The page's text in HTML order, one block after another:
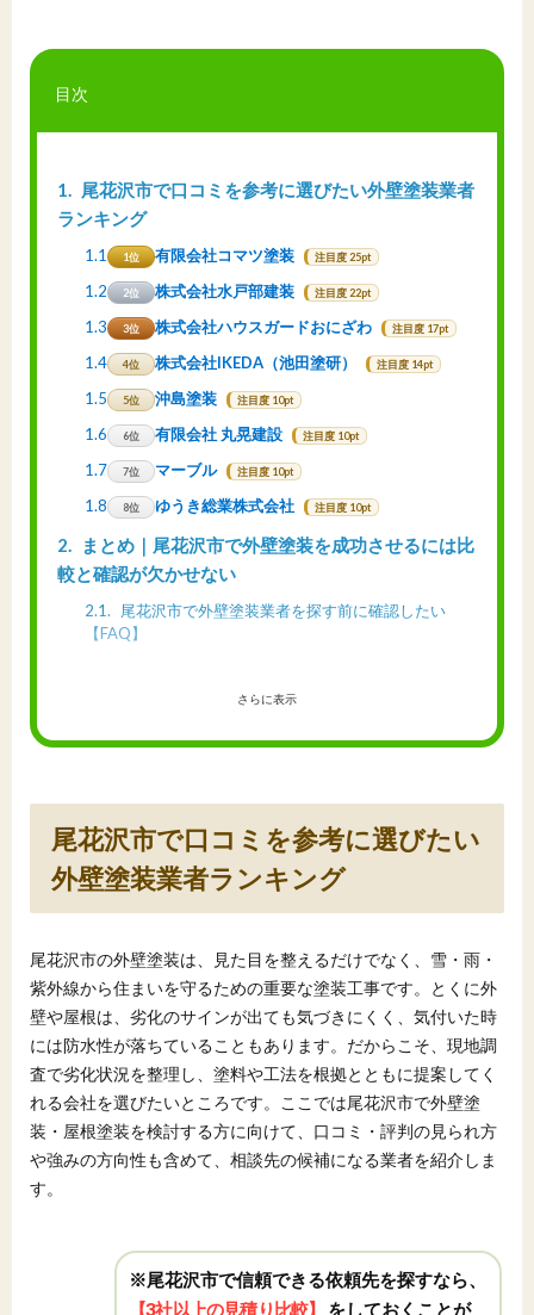
目次
1
尾花沢市で口コミを参考に選びたい外壁塗装業者
ランキング
1.1 1位 有限会社コマツ塗装 注目度 25pt
1.2 2位 株式会社水戸部建装 注目度 22pt
1.3 3位 株式会社ハウスガードおにざわ 注目度 17pt
1.4 4位 株式会社IKEDA（池田塗研） 注目度 14pt
1.5 5位 沖島塗装 注目度 10pt
1.6 6位 有限会社 丸晃建設 注目度 10pt
1.7 7位 マーブル 注目度 10pt
1.8 8位 ゆうき総業株式会社 注目度 10pt
2
まとめ｜尾花沢市で外壁塗装を成功させるには比
較と確認が欠かせない
2.1
尾花沢市で外壁塗装業者を探す前に確認したい
【FAQ】
さらに表示
尾花沢市で口コミを参考に選びたい
外壁塗装業者ランキング
尾花沢市の外壁塗装は、見た目を整えるだけでなく、雪・雨・
紫外線から住まいを守るための重要な塗装工事です。とくに外
壁や屋根は、劣化のサインが出ても気づきにくく、気付いた時
には防水性が落ちていることもあります。だからこそ、現地調
査で劣化状況を整理し、塗料や工法を根拠とともに提案してく
れる会社を選びたいところです。ここでは尾花沢市で外壁塗
装・屋根塗装を検討する方に向けて、口コミ・評判の見られ方
や強みの方向性も含めて、相談先の候補になる業者を紹介しま
す。
※尾花沢市で信頼できる依頼先を探すなら、
【3社以上の見積り比較】
をしておくことが